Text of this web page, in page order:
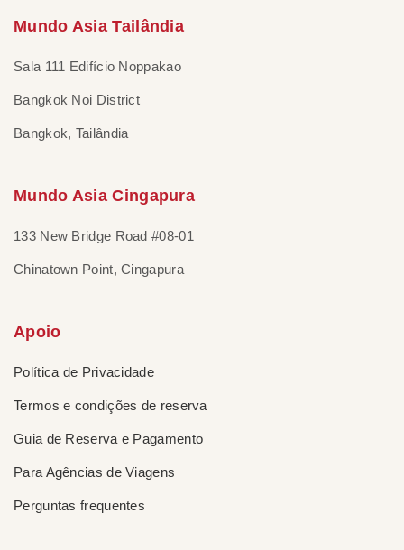
Mundo Asia Tailândia
Sala 111 Edifício Noppakao
Bangkok Noi District
Bangkok, Tailândia
Mundo Asia Cingapura
133 New Bridge Road #08-01
Chinatown Point, Cingapura
Apoio
Política de Privacidade
Termos e condições de reserva
Guia de Reserva e Pagamento
Para Agências de Viagens
Perguntas frequentes